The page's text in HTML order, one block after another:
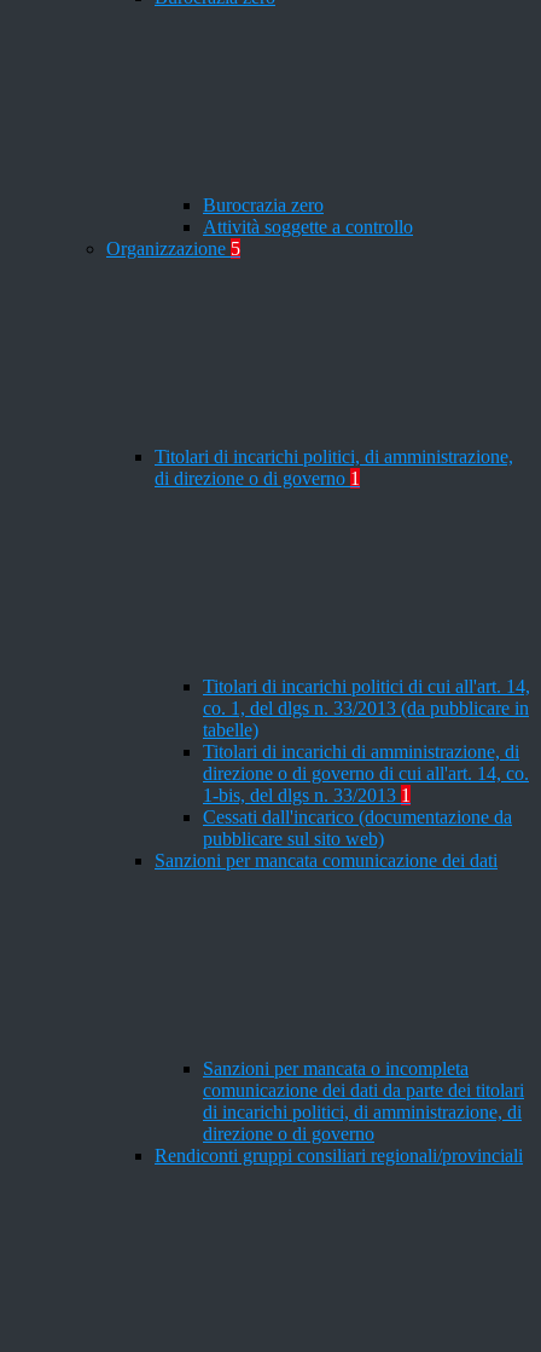
Burocrazia zero
Attività soggette a controllo
Organizzazione 5
Titolari di incarichi politici, di amministrazione,
di direzione o di governo 1
Titolari di incarichi politici di cui all'art. 14,
co. 1, del dlgs n. 33/2013 (da pubblicare in
tabelle)
Titolari di incarichi di amministrazione, di
direzione o di governo di cui all'art. 14, co.
1-bis, del dlgs n. 33/2013 1
Cessati dall'incarico (documentazione da
pubblicare sul sito web)
Sanzioni per mancata comunicazione dei dati
Sanzioni per mancata o incompleta
comunicazione dei dati da parte dei titolari
di incarichi politici, di amministrazione, di
direzione o di governo
Rendiconti gruppi consiliari regionali/provinciali